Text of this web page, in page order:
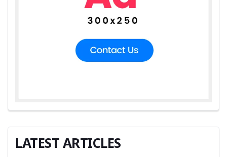
LATEST ARTICLES